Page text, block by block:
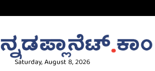
Saturday, August 8, 2026